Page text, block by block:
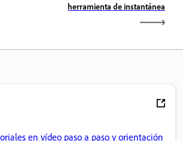
herramienta de instantánea
en vídeo paso a paso y orientación